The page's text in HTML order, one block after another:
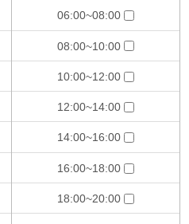
06:00~08:00
08:00~10:00
10:00~12:00
12:00~14:00
14:00~16:00
16:00~18:00
18:00~20:00